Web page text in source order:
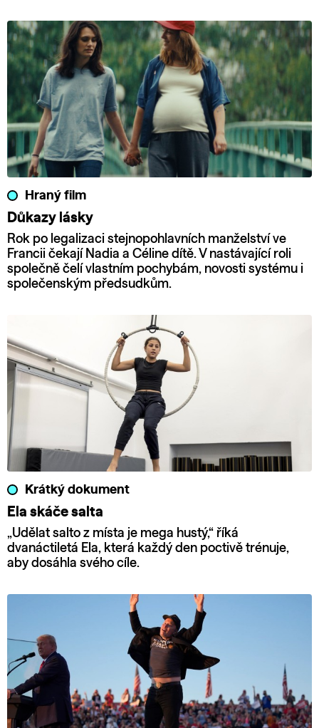
Hraný film
Důkazy lásky
Rok po legalizaci stejnopohlavních manželství ve
Francii čekají Nadia a Céline dítě. V nastávající roli
společně čelí vlastním pochybám, novosti systému i
společenským předsudkům.
Krátký dokument
Ela skáče salta
„Udělat salto z místa je mega hustý,“ říká
dvanáctiletá Ela, která každý den poctivě trénuje,
aby dosáhla svého cíle.